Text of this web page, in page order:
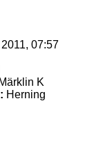
07:57
Märklin K
Herning